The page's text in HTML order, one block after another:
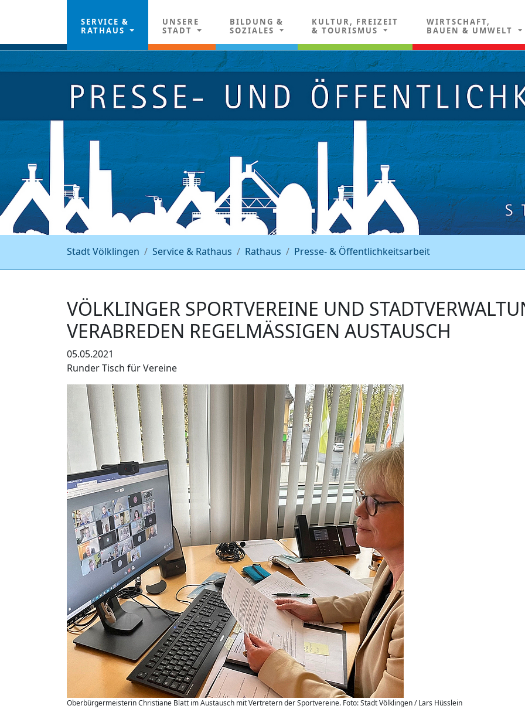
SERVICE &
RATHAUS
UNSERE
STADT
BILDUNG &
SOZIALES
KULTUR, FREIZEIT
& TOURISMUS
WIRTSCHAFT,
BAUEN & UMWELT
Stadt Völklingen Service & Rathaus Rathaus Presse- & Öffentlichkeitsarbeit
VÖLKLINGER SPORTVEREINE UND
VERABREDEN REGELMÄSSIGEN AUSTAUSCH
05.05.2021
Runder Tisch für Vereine
Oberbürgermeisterin Christiane Blatt im Austausch mit Vertretern der Sportvereine. Foto: Stadt Völklingen / Lars Hüsslein